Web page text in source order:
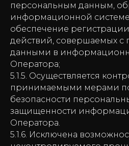
персональным данным,
информационной
обеспечение регистрации
действий, совершаемых с
данными в
Оператора;
5.1.5. Осуществляется
принимаемыми мерами
безопасности
защищенности
Оператора.
5.1.6. Исключена